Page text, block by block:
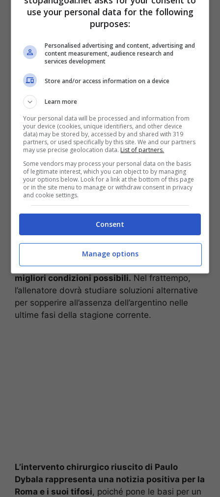
Il percorso di riabilitazione (ANSA) StopandGoal.net
L’assenza di Dybala rappresenta una perdita
significativa per la Roma,
centrale che l’attaccante ricopre nel sistema di
gioco della squadra. Tuttavia, la decisione di
procedere con l’intervento chirurgico è stata
presa nell’ottica di assicurare una soluzione
definitiva al problema fisico, evitando così
possibili recidive che potrebbero
compromettere ulteriormente la sua
disponibilità in futuro.​
La società capitolina, attraverso il proprio staff
tecnico e medico, monitorerà attentamente il
progresso del recupero di Dybala,fornendo
tutto il supporto necessario affinché il
giocatore possa tornare in campo nelle
migliori condizioni possibili. Nel frattempo,
l’allenatore dovrà studiare soluzioni alternative
per sopperire all’assenza dell’argentino nelle
ultime fasi della stagione corrente.​
L’intervento chirurgico riuscito di Paulo
Dybala rappresenta una notizia positiva per la
Roma e i suoi tifosi, poiché pone le basi per un
use your personal data for the following
purposes:
Personalised advertising and content, advertising and
content measurement, audience research and
services development
Store and/or access information on a device
Learn more
Your personal data will be processed and information from
your device (cookies, unique identifiers, and other device
data) may be stored by, accessed by and shared with 319
partners, or used specifically by this site. We and our partners
may use precise geolocation data. List of partners.
Some vendors may process your personal data on the basis
of legitimate interest, which you can object to by managing
your options below. Look for a link at the bottom of this page
or in the site menu to manage or withdraw consent in privacy
and cookie settings.
Consent
Manage options